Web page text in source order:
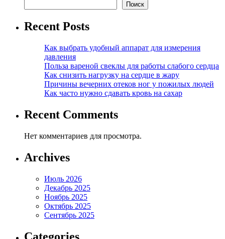
Поиск
Recent Posts
Как выбрать удобный аппарат для измерения
давления
Польза вареной свеклы для работы слабого сердца
Как снизить нагрузку на сердце в жару
Причины вечерних отеков ног у пожилых людей
Как часто нужно сдавать кровь на сахар
Recent Comments
Нет комментариев для просмотра.
Archives
Июль 2026
Декабрь 2025
Ноябрь 2025
Октябрь 2025
Сентябрь 2025
Categories